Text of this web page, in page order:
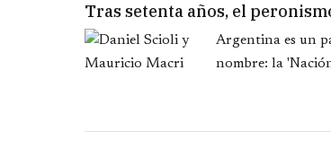
Tras setenta años, el
Argentina es un
nombre: la